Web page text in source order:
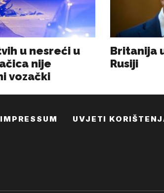
IMPRESSUM UVJETI